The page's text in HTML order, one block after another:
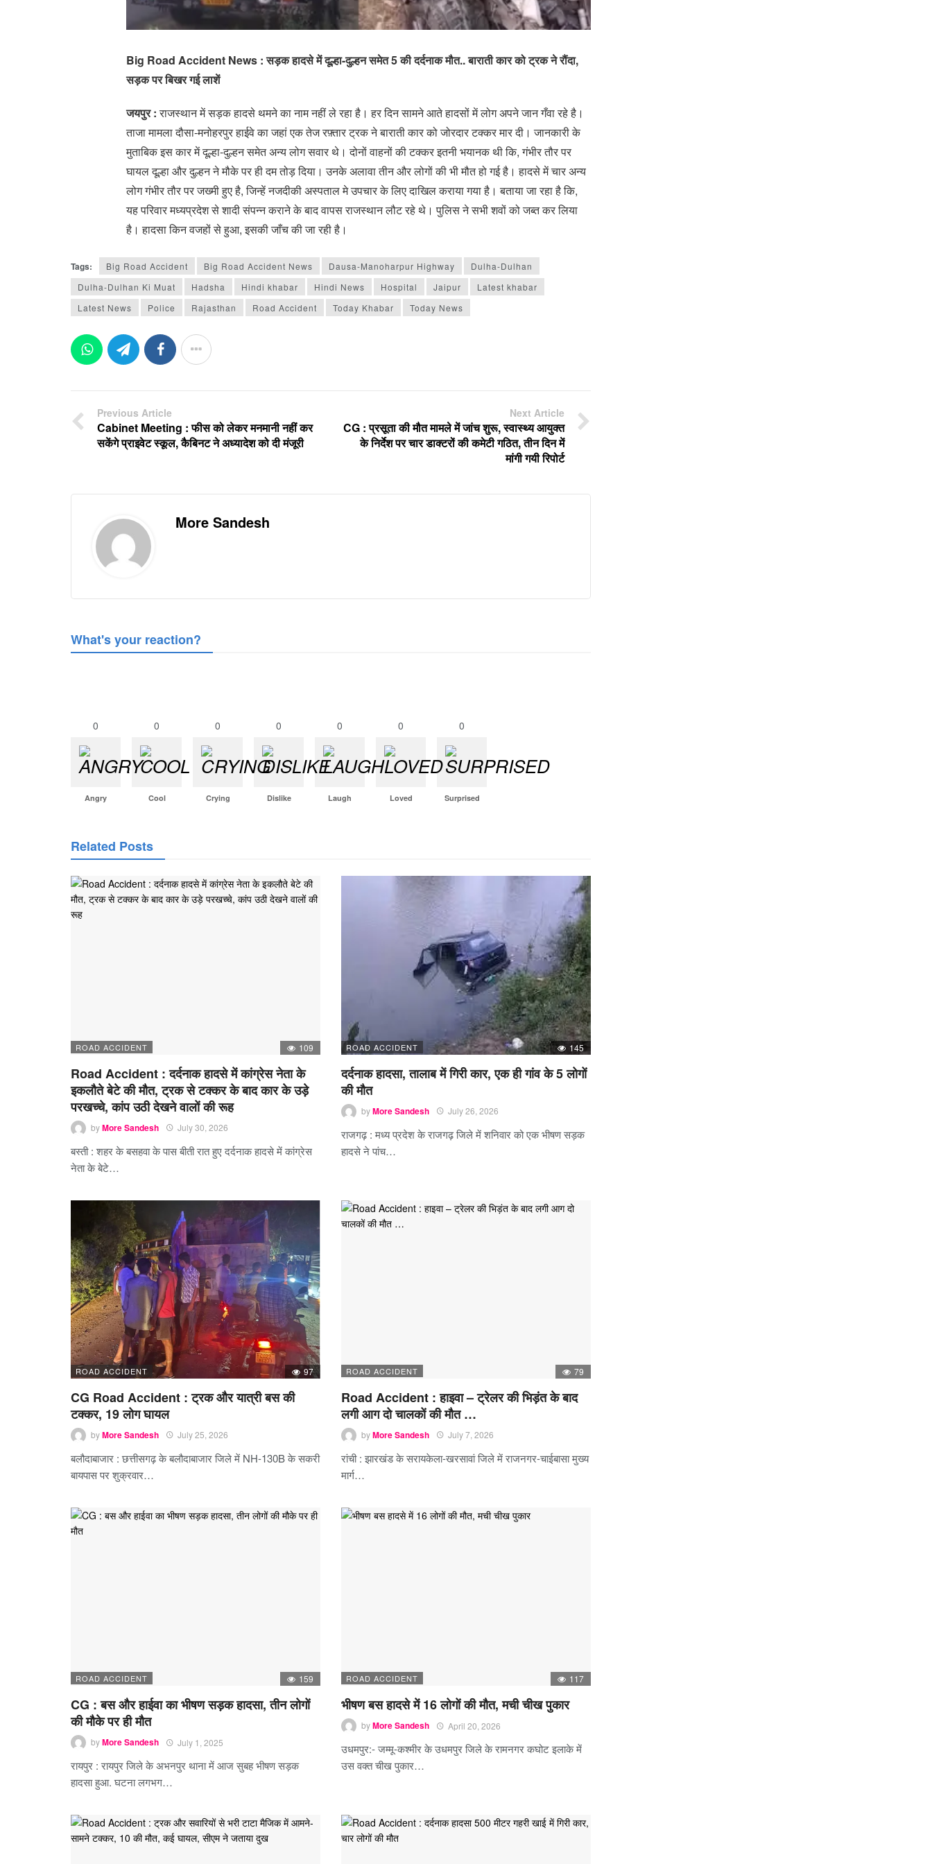
Big Road Accident News : सड़क हादसे में दूल्हा-दुल्हन समेत 5 की दर्दनाक मौत.. बाराती कार को ट्रक ने रौंदा,
सड़क पर बिखर गई लाशें
जयपुर :राजस्थान में सड़क हादसे थमने का नाम नहीं ले रहा है। हर दिन सामने आते हादसों में लोग अपने जान गँवा रहे है।
ताजा मामला दौसा-मनोहरपुर हाईवे का जहां एक तेज रफ़्तार ट्रक ने बाराती कार को जोरदार टक्कर मार दी। जानकारी के
मुताबिक इस कार में दूल्हा-दुल्हन समेत अन्य लोग सवार थे। दोनों वाहनों की टक्कर इतनी भयानक थी कि, गंभीर तौर पर
घायल दूल्हा और दुल्हन ने मौके पर ही दम तोड़ दिया। उनके अलावा तीन और लोगों की भी मौत हो गई है। हादसे में चार अन्य
लोग गंभीर तौर पर जख्मी हुए है, जिन्हें नजदीकी अस्पताल मे उपचार के लिए दाखिल कराया गया है। बताया जा रहा है कि,
यह परिवार मध्यप्रदेश से शादी संपन्न कराने के बाद वापस राजस्थान लौट रहे थे। पुलिस ने सभी शवों को जब्त कर लिया
है। हादसा किन वजहों से हुआ, इसकी जाँच की जा रही है।
Tags: Big Road Accident Big Road Accident News Dausa-Manoharpur Highway
Dulha-Dulhan
Dulha-Dulhan Ki Muat
Hadsha Hindi khabar Hindi News Hospital Jaipur
Latest khabar
Latest News
Police Rajasthan Road Accident Today Khabar Today News
Previous Article
Cabinet Meeting : फीस को लेकर मनमानी नहीं कर
सकेंगे प्राइवेट स्कूल, कैबिनट ने अध्यादेश को दी मंजूरी
Next Article
CG : प्रसूता की मौत मामले में जांच शुरू, स्वास्थ्य आयुक्त
के निर्देश पर चार डाक्टरों की कमेटी गठित, तीन दिन में
मांगी गयी रिपोर्ट
More Sandesh
What's your reaction?
0
Angry
0
Cool
0
Crying
0
Dislike
0
Laugh
0
Loved
0
Surprised
Related Posts
ROAD ACCIDENT 109
Road Accident : दर्दनाक हादसे में कांग्रेस नेता के
इकलौते बेटे की मौत, ट्रक से टक्कर के बाद कार के उड़े
परखच्चे, कांप उठी देखने वालों की रूह
byMore Sandesh July 30, 2026
बस्ती : शहर के बसहवा के पास बीती रात हुए दर्दनाक हादसे में कांग्रेस
नेता के बेटे…
ROAD ACCIDENT 145
दर्दनाक हादसा, तालाब में गिरी कार, एक ही गांव के 5 लोगों
की मौत
byMore Sandesh July 26, 2026
राजगढ़ : मध्य प्रदेश के राजगढ़ जिले में शनिवार को एक भीषण सड़क
हादसे ने पांच…
ROAD ACCIDENT 97
CG Road Accident : ट्रक और यात्री बस की
टक्कर, 19 लोग घायल
byMore Sandesh July 25, 2026
बलौदाबाजार : छत्तीसगढ़ के बलौदाबाजार जिले में NH-130B के सकरी
बायपास पर शुक्रवार…
ROAD ACCIDENT 79
Road Accident : हाइवा – ट्रेलर की भिड़ंत के बाद
लगी आग दो चालकों की मौत …
byMore Sandesh July 7, 2026
रांची : झारखंड के सरायकेला-खरसावां जिले में राजनगर-चाईबासा मुख्य
मार्ग…
ROAD ACCIDENT 159
CG : बस और हाईवा का भीषण सड़क हादसा, तीन लोगों
की मौके पर ही मौत
byMore Sandesh July 1, 2025
रायपुर : रायपुर जिले के अभनपुर थाना में आज सुबह भीषण सड़क
हादसा हुआ. घटना लगभग…
ROAD ACCIDENT 117
भीषण बस हादसे में 16 लोगों की मौत, मची चीख पुकार
byMore Sandesh April 20, 2026
उधमपुर:- जम्मू-कश्मीर के उधमपुर जिले के रामनगर कघोट इलाके में
उस वक्त चीख पुकार…